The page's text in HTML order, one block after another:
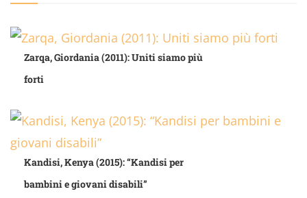
Zarqa, Giordania (2011): Uniti siamo più
forti
Kandisi, Kenya (2015): “Kandisi per
bambini e giovani disabili”